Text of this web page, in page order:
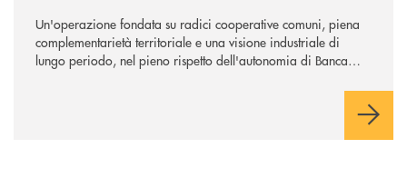
Un'operazione fondata su radici cooperative comuni, piena
complementarietà territoriale e una visione industriale di
lungo periodo, nel pieno rispetto dell'autonomia di Banca
negoziazione esclusiva per la finalizzazione dell’operazione.